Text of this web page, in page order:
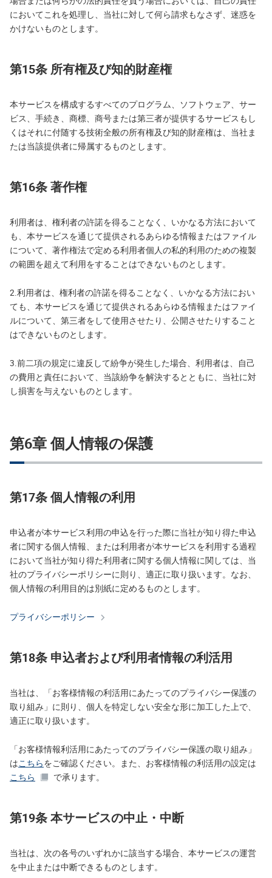
においてこれを処理し、当社に対して何ら請求もなさず、迷惑を
かけないものとします。
第15条 所有権及び知的財産権
本サービスを構成するすべてのプログラム、ソフトウェア、サー
ビス、手続き、商標、商号または第三者が提供するサービスもし
くはそれに付随する技術全般の所有権及び知的財産権は、当社ま
たは当該提供者に帰属するものとします。
第16条 著作権
利用者は、権利者の許諾を得ることなく、いかなる方法において
も、本サービスを通じて提供されるあらゆる情報またはファイル
について、著作権法で定める利用者個人の私的利用のための複製
の範囲を超えて利用をすることはできないものとします。
2.利用者は、権利者の許諾を得ることなく、いかなる方法におい
ても、本サービスを通じて提供されるあらゆる情報またはファイ
ルについて、第三者をして使用させたり、公開させたりすること
はできないものとします。
3.前二項の規定に違反して紛争が発生した場合、利用者は、自己
の費用と責任において、当該紛争を解決するとともに、当社に対
し損害を与えないものとします。
第6章 個人情報の保護
第17条 個人情報の利用
申込者が本サービス利用の申込を行った際に当社が知り得た申込
者に関する個人情報、または利用者が本サービスを利用する過程
において当社が知り得た利用者に関する個人情報に関しては、当
社のプライバシーポリシーに則り、適正に取り扱います。なお、
個人情報の利用目的は別紙に定めるものとします。
プライバシーポリシー
第18条 申込者および利用者情報の利活用
当社は、「お客様情報の利活用にあたってのプライバシー保護の
取り組み」に則り、個人を特定しない安全な形に加工した上で、
適正に取り扱います。
「お客様情報利活用にあたってのプライバシー保護の取り組み」
はこちらをご確認ください。また、お客様情報の利活用の設定は
こちら
で承ります。
第19条 本サービスの中止・中断
当社は、次の各号のいずれかに該当する場合、本サービスの運営
を中止または中断できるものとします。